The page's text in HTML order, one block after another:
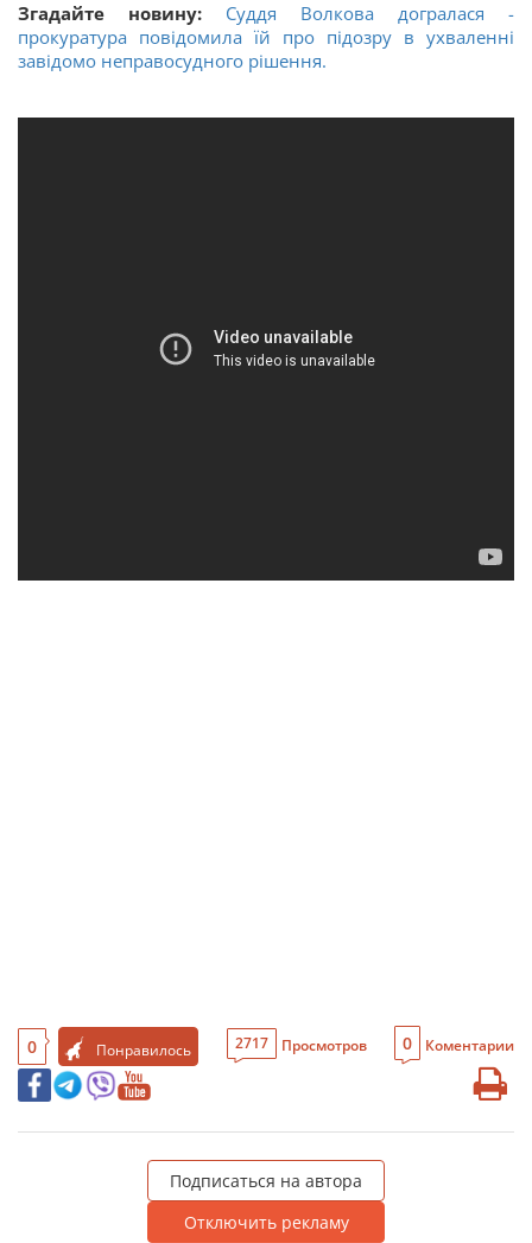
Згадайте новину:
Суддя Волкова догралася -
прокуратура повідомила їй про підозру в ухваленні
завідомо неправосудного рішення.
0 Понравилось 2717 Просмотров 0 Коментарии
Подписаться на автора
Отключить рекламу